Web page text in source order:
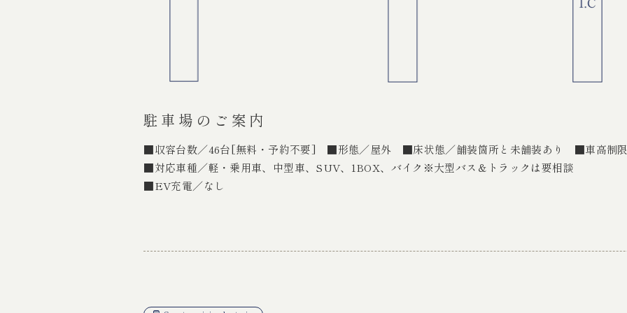
駐車場のご案内
■収容台数／46台[無料・予約不要] ■形態／屋外 ■床状態／舗装箇所と未舗装あり ■車高制
■対応車種／軽・乗用車、中型車、SUV、1BOX、バイク※大型バス＆トラックは要相談
■EV充電／なし